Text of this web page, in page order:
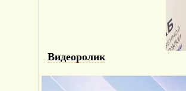
Видеоролик